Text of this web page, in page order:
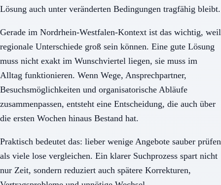
Lösung auch unter veränderten Bedingungen tragfähig bleibt.
Gerade im Nordrhein-Westfalen-Kontext ist das wichtig, weil
regionale Unterschiede groß sein können. Eine gute Lösung
muss nicht exakt im Wunschviertel liegen, sie muss im
Alltag funktionieren. Wenn Wege, Ansprechpartner,
Besuchsmöglichkeiten und organisatorische Abläufe
zusammenpassen, entsteht eine Entscheidung, die auch über
die ersten Wochen hinaus Bestand hat.
Praktisch bedeutet das: lieber wenige Angebote sauber prüfen
als viele lose vergleichen. Ein klarer Suchprozess spart nicht
nur Zeit, sondern reduziert auch spätere Korrekturen,